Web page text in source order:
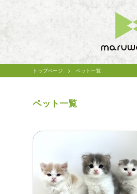
トップページ ペット一覧
ペット一覧